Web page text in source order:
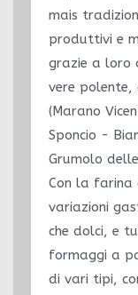
mais
produttivi e
grazie a loro
vere polente,
(Marano
Sponcio -
Grumolo
Con la farina
variazioni
che dolci, e
formaggi a
di vari tipi,